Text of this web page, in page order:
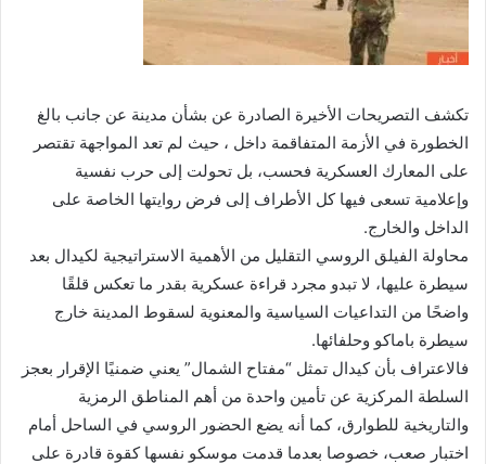
تكشف التصريحات الأخيرة الصادرة عن بشأن مدينة عن جانب بالغ
الخطورة في الأزمة المتفاقمة داخل ، حيث لم تعد المواجهة تقتصر
على المعارك العسكرية فحسب، بل تحولت إلى حرب نفسية
وإعلامية تسعى فيها كل الأطراف إلى فرض روايتها الخاصة على
الداخل والخارج.
محاولة الفيلق الروسي التقليل من الأهمية الاستراتيجية لكيدال بعد
سيطرة عليها، لا تبدو مجرد قراءة عسكرية بقدر ما تعكس قلقًا
واضحًا من التداعيات السياسية والمعنوية لسقوط المدينة خارج
سيطرة باماكو وحلفائها.
فالاعتراف بأن كيدال تمثل “مفتاح الشمال” يعني ضمنيًا الإقرار بعجز
السلطة المركزية عن تأمين واحدة من أهم المناطق الرمزية
والتاريخية للطوارق، كما أنه يضع الحضور الروسي في الساحل أمام
اختبار صعب، خصوصا بعدما قدمت موسكو نفسها كقوة قادرة على